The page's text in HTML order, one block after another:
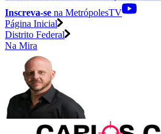
Inscreva-se na MetrópolesTV
Página Inicial
Distrito Federal
Na Mira